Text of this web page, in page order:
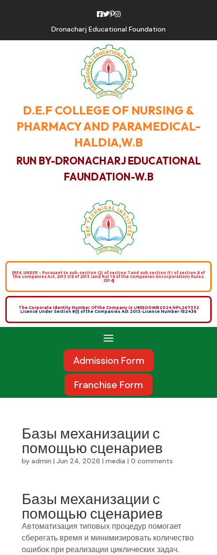
Dronacharj Educational Foundation
D.E.F COLLEGE OF NURSING &
PHARMACY AND PARAMEDICAL-
HALDIA,W.B
RUN BY-DRONACHARJ EDUCATIONAL
FAUNDATION-W.B
[REG.UNDER – Pursuant to sub-section (2) of section 7 and sub section (1) of section 8 of
the companies Act, 2013 (18 of 2013 )and Rul 18 of the Companies (incorporation) Rules,
2014]
The Corporate Identity Number Of the Company is U85500WB2024 NPL267332
Licence Under Section 8(1) of the Companies Act 2013-Licence Number-152436
Admission Form
Franchise Form
Базы механизации с
помощью сценариев
by admin | Jun 24, 2026 | media | 0 comments
Базы механизации с
помощью сценариев
Автоматизация типовых процедур помогает
сберегать время и минимизировать количество
ошибок при реализации циклических задач.